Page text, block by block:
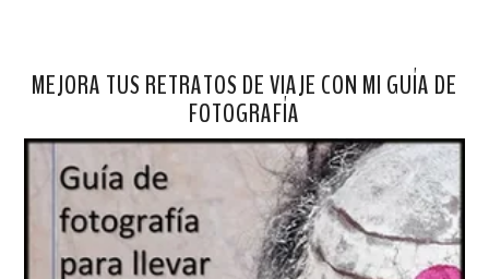
MEJORA TUS RETRATOS DE VIAJE CON MI GUÍA DE
FOTOGRAFÍA